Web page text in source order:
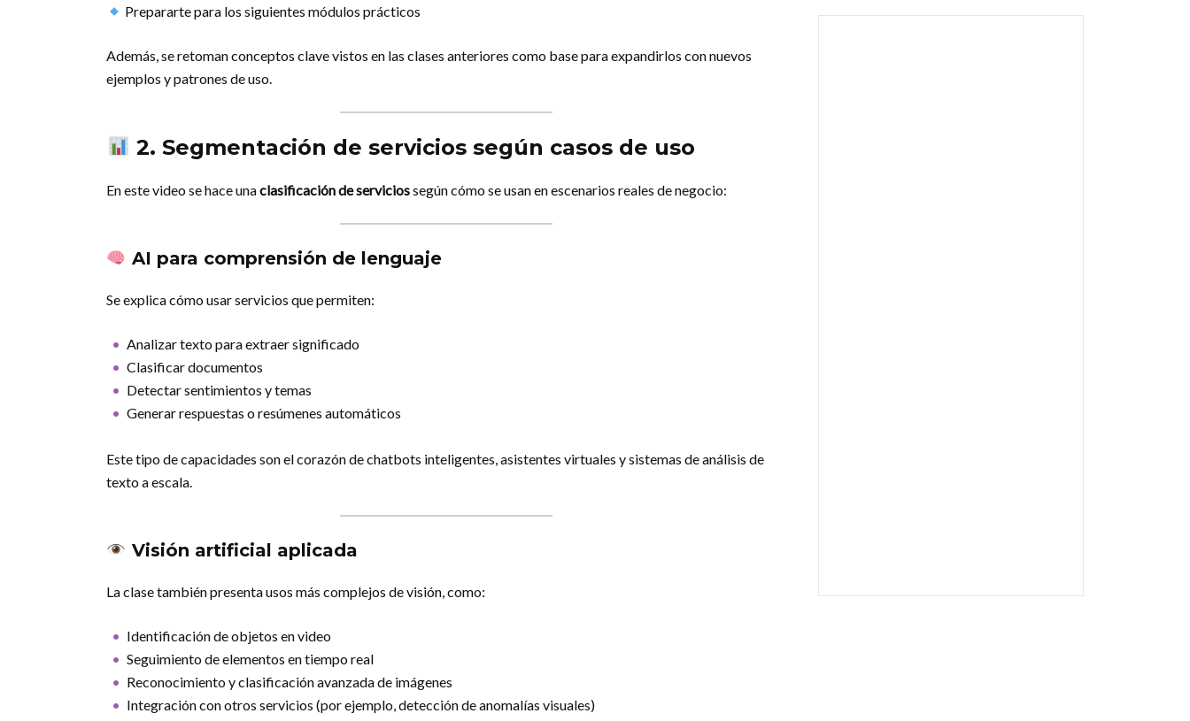
Prepararte para los siguientes módulos prácticos
Además, se retoman conceptos clave vistos en las clases anteriores como base para expandirlos con nuevos
ejemplos y patrones de uso.
2. Segmentación de servicios según casos de uso
En este video se hace unaclasificación de serviciossegún cómo se usan en escenarios reales de negocio:
AI para comprensión de lenguaje
Se explica cómo usar servicios que permiten:
Analizar texto para extraer significado
Clasificar documentos
Detectar sentimientos y temas
Generar respuestas o resúmenes automáticos
Este tipo de capacidades son el corazón de chatbots inteligentes, asistentes virtuales y sistemas de análisis de
texto a escala.
Visión artificial aplicada
La clase también presenta usos más complejos de visión, como:
Identificación de objetos en video
Seguimiento de elementos en tiempo real
Reconocimiento y clasificación avanzada de imágenes
Integración con otros servicios (por ejemplo, detección de anomalías visuales)